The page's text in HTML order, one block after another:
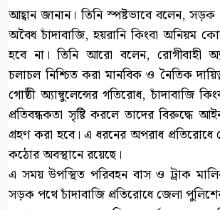
আহ্বান জানান। তিনি স্পষ্টভাবে বলেন,
অবৈধ চাঁদাবাজি, হয়রানি কিংবা অনিয়ম
হবে না। তিনি আরো বলেন, রোগীবাহী
চলাচল নিশ্চিত করা মানবিক ও নৈতিক
গোষ্ঠী অ্যাম্বুলেন্সের গতিরোধ, চাঁদাবাজি
প্রতিবন্ধকতা সৃষ্টি করলে তাদের বিরুদ্ধে
গ্রহণ করা হবে। এ ধরনের অপরাধ প্রতিরোধে
কঠোর অবস্থানে রয়েছে।
এ সময় উপস্থিত পরিবহন বাস ও ট্রাক
সড়ক পথে চাঁদাবাজি প্রতিরোধে জেলা